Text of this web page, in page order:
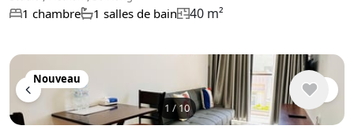
1 chambre 1 salles de bain 40 m²
1 /10
Nouveau